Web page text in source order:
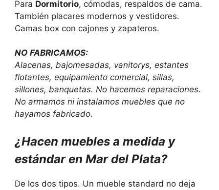
Para Dormitorio, cómodas, respaldos de cama.
También placares modernos y vestidores.
Camas box con cajones y zapateros.
NO FABRICAMOS:
Alacenas, bajomesadas, vanitorys, estantes
flotantes, equipamiento comercial, sillas,
sillones, banquetas. No hacemos reparaciones.
No armamos ni instalamos muebles que no
hayamos fabricado.
¿Hacen muebles a medida y
estándar en Mar del Plata?
De los dos tipos. Un mueble standard no deja